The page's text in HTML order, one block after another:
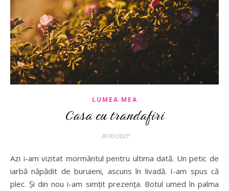
LUMEA MEA
Casa cu trandafiri
16/10/2021
Azi i-am vizitat mormântul pentru ultima dată. Un petic de
iarbă năpădit de buruieni, ascuns în livadă. I-am spus că
plec. Și din nou i-am simțit prezența. Botul umed în palma